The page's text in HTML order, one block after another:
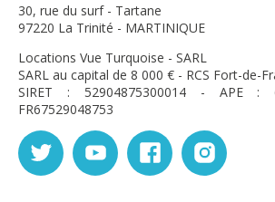
30, rue du surf - Tartane
97220 La Trinité - MARTINIQUE
Locations Vue Turquoise - SARL
SARL au capital de 8 000 € - RCS Fort-de-
SIRET : 52904875300014 - APE
FR67529048753